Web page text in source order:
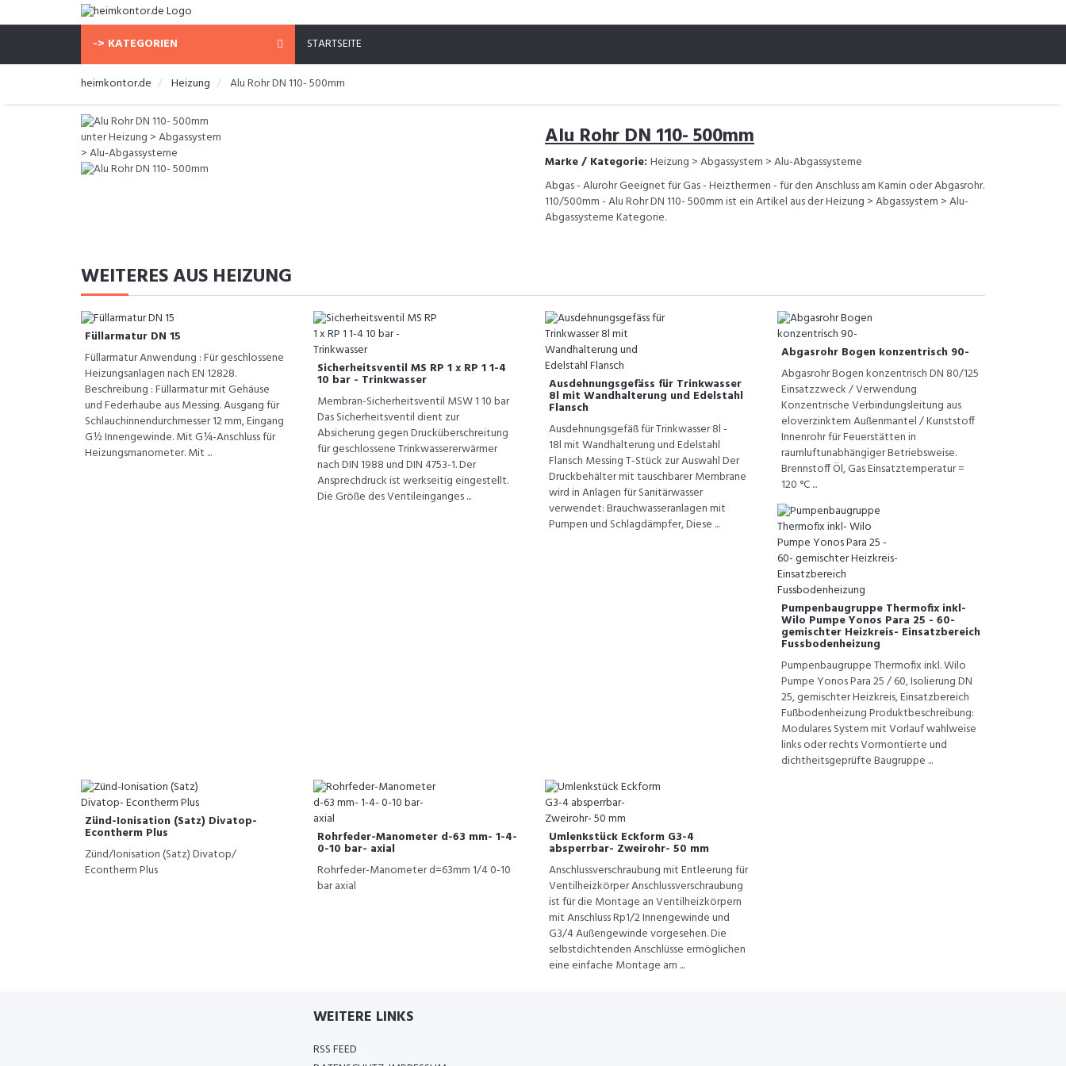
-> KATEGORIEN STARTSEITE
heimkontor.de Heizung Alu Rohr DN 110- 500mm
Alu Rohr DN 110- 500mm
Marke / Kategorie: Heizung > Abgassystem > Alu-Abgassysteme
Abgas - Alurohr Geeignet für Gas - Heizthermen - für den Anschluss am Kamin oder Abgasrohr.
110/500mm - Alu Rohr DN 110- 500mm ist ein Artikel aus der Heizung > Abgassystem > Alu-
Abgassysteme Kategorie.
WEITERES AUS HEIZUNG
Füllarmatur DN 15
Füllarmatur Anwendung : Für geschlossene
Heizungsanlagen nach EN 12828.
Beschreibung : Füllarmatur mit Gehäuse
und Federhaube aus Messing. Ausgang für
Schlauchinnendurchmesser 12 mm, Eingang
G½ Innengewinde. Mit G¼-Anschluss für
Heizungsmanometer. Mit ...
Sicherheitsventil MS RP 1 x RP 1 1-4
10 bar - Trinkwasser
Membran-Sicherheitsventil MSW 1 10 bar
Das Sicherheitsventil dient zur
Absicherung gegen Drucküberschreitung
für geschlossene Trinkwassererwärmer
nach DIN 1988 und DIN 4753-1. Der
Ansprechdruck ist werkseitig eingestellt.
Die Größe des Ventileinganges ...
Ausdehnungsgefäss für Trinkwasser
8l mit Wandhalterung und Edelstahl
Flansch
Ausdehnungsgefäß für Trinkwasser 8l -
18l mit Wandhalterung und Edelstahl
Flansch Messing T-Stück zur Auswahl Der
Druckbehälter mit tauschbarer Membrane
wird in Anlagen für Sanitärwasser
verwendet: Brauchwasseranlagen mit
Pumpen und Schlagdämpfer, Diese ...
Abgasrohr Bogen konzentrisch 90-
Abgasrohr Bogen konzentrisch DN 80/125
Einsatzzweck / Verwendung
Konzentrische Verbindungsleitung aus
eloverzinktem Außenmantel / Kunststoff
Innenrohr für Feuerstätten in
raumluftunabhängiger Betriebsweise.
Brennstoff Öl, Gas Einsatztemperatur =
120 °C ...
Pumpenbaugruppe Thermofix inkl-
Wilo Pumpe Yonos Para 25 - 60-
gemischter Heizkreis- Einsatzbereich
Fussbodenheizung
Pumpenbaugruppe Thermofix inkl. Wilo
Pumpe Yonos Para 25 / 60, Isolierung DN
25, gemischter Heizkreis, Einsatzbereich
Fußbodenheizung Produktbeschreibung:
Modulares System mit Vorlauf wahlweise
links oder rechts Vormontierte und
dichtheitsgeprüfte Baugruppe ...
Zünd-Ionisation (Satz) Divatop-
Econtherm Plus
Zünd/Ionisation (Satz) Divatop/
Econtherm Plus
Rohrfeder-Manometer d-63 mm- 1-4-
0-10 bar- axial
Rohrfeder-Manometer d=63mm 1/4 0-10
bar axial
Umlenkstück Eckform G3-4
absperrbar- Zweirohr- 50 mm
Anschlussverschraubung mit Entleerung für
Ventilheizkörper Anschlussverschraubung
ist für die Montage an Ventilheizkörpern
mit Anschluss Rp1/2 Innengewinde und
G3/4 Außengewinde vorgesehen. Die
selbstdichtenden Anschlüsse ermöglichen
eine einfache Montage am ...
WEITERE LINKS
RSS FEED